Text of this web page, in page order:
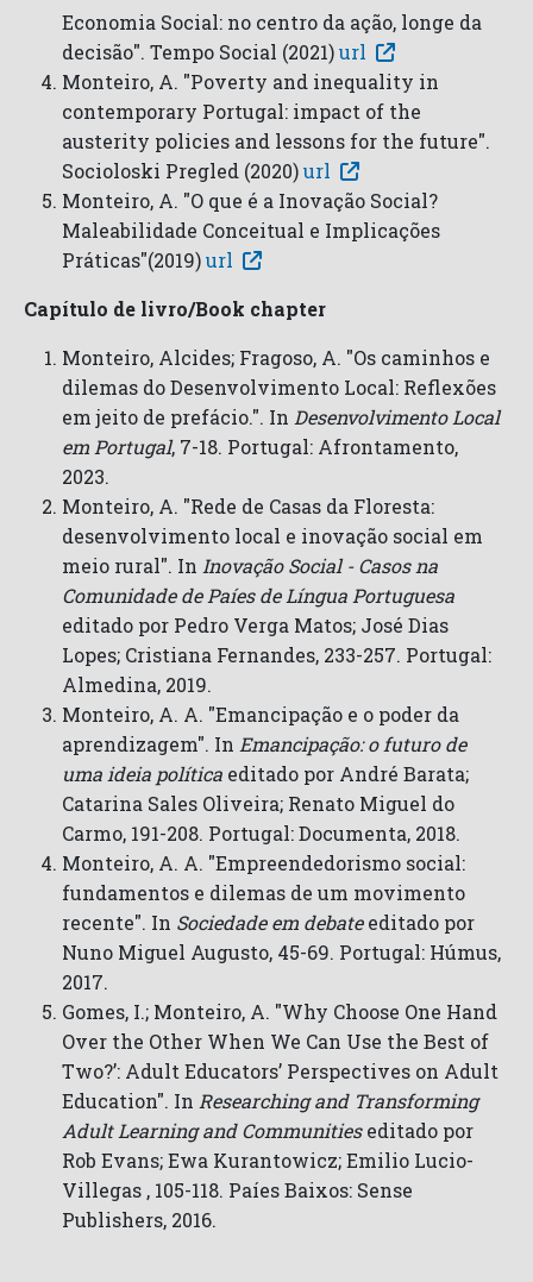
Economia Social: no centro da ação, longe da
decisão". Tempo Social (2021)url
Monteiro, A. "Poverty and inequality in
contemporary Portugal: impact of the
austerity policies and lessons for the future".
Socioloski Pregled (2020)url
Monteiro, A. "O que é a Inovação Social?
Maleabilidade Conceitual e Implicações
Práticas"(2019)url
Capítulo de livro/Book chapter
Monteiro, Alcides; Fragoso, A. "Os caminhos e
dilemas do Desenvolvimento Local: Reflexões
em jeito de prefácio.". In Desenvolvimento Local
em Portugal, 7-18. Portugal: Afrontamento,
2023.
Monteiro, A. "Rede de Casas da Floresta:
desenvolvimento local e inovação social em
meio rural". In Inovação Social - Casos na
Comunidade de Paíes de Língua Portuguesa
editado por Pedro Verga Matos; José Dias
Lopes; Cristiana Fernandes, 233-257. Portugal:
Almedina, 2019.
Monteiro, A. A. "Emancipação e o poder da
aprendizagem". In Emancipação: o futuro de
uma ideia política editado por André Barata;
Catarina Sales Oliveira; Renato Miguel do
Carmo, 191-208. Portugal: Documenta, 2018.
Monteiro, A. A. "Empreendedorismo social:
fundamentos e dilemas de um movimento
recente". In Sociedade em debateeditado por
Nuno Miguel Augusto, 45-69. Portugal: Húmus,
2017.
Gomes, I.; Monteiro, A. "Why Choose One Hand
Over the Other When We Can Use the Best of
Two?’: Adult Educators’ Perspectives on Adult
Education". In Researching and Transforming
Adult Learning and Communitieseditado por
Rob Evans; Ewa Kurantowicz; Emilio Lucio-
Villegas , 105-118. Paíes Baixos: Sense
Publishers, 2016.